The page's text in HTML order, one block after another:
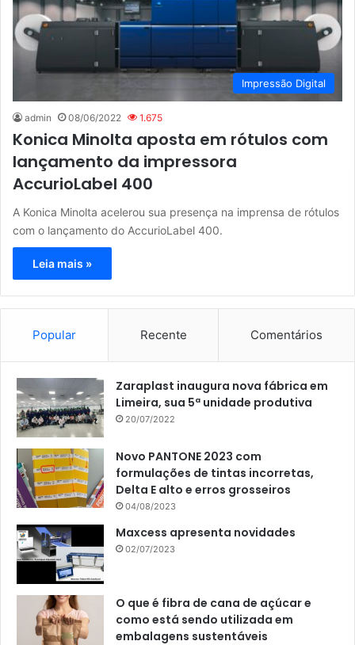
Impressão Digital
admin 08/06/2022 1.675
Konica Minolta aposta em rótulos com
lançamento da impressora
AccurioLabel 400
A Konica Minolta acelerou sua presença na imprensa de rótulos
com o lançamento do AccurioLabel 400.
Leia mais »
Popular Recente Comentários
Zaraplast inaugura nova fábrica em
Limeira, sua 5ª unidade produtiva
20/07/2022
Novo PANTONE 2023 com
formulações de tintas incorretas,
Delta E alto e erros grosseiros
04/08/2023
Maxcess apresenta novidades
02/07/2023
O que é fibra de cana de açúcar e
como está sendo utilizada em
embalagens sustentáveis